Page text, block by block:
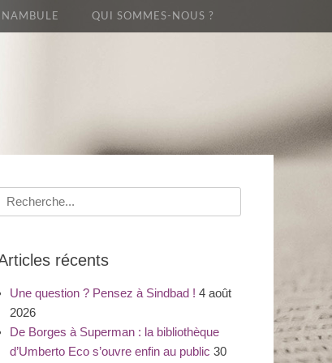
QUI SOMMES-NOUS ?
Recherche
récents
Une question ? Pensez à Sindbad ! 4 août
2026
De Borges à Superman : la bibliothèque
d’Umberto Eco s’ouvre enfin au public 30